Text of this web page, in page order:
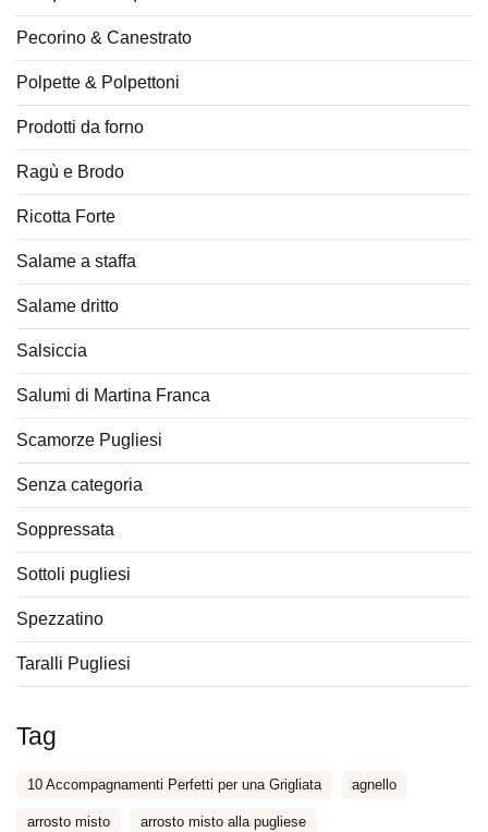
Pecorino & Canestrato
Polpette & Polpettoni
Prodotti da forno
Ragù e Brodo
Ricotta Forte
Salame a staffa
Salame dritto
Salsiccia
Salumi di Martina Franca
Scamorze Pugliesi
Senza categoria
Soppressata
Sottoli pugliesi
Spezzatino
Taralli Pugliesi
Tag
10 Accompagnamenti Perfetti per una Grigliata agnello
arrosto misto arrosto misto alla pugliese